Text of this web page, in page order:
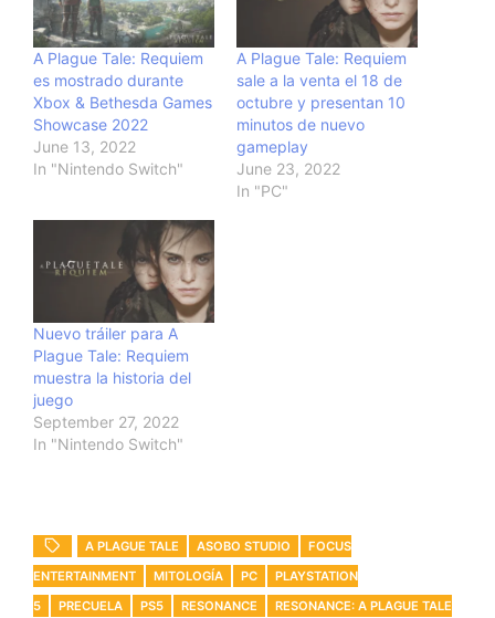
A Plague Tale: Requiem
es mostrado durante
Xbox & Bethesda Games
Showcase 2022
June 13, 2022
In "Nintendo Switch"
A Plague Tale: Requiem
sale a la venta el 18 de
octubre y presentan 10
minutos de nuevo
gameplay
June 23, 2022
In "PC"
Nuevo tráiler para A
Plague Tale: Requiem
muestra la historia del
juego
September 27, 2022
In "Nintendo Switch"
A PLAGUE TALE ASOBO STUDIO
FOCUS
ENTERTAINMENT
MITOLOGÍA PC
PLAYSTATION
5
PRECUELA PS5 RESONANCE RESONANCE: A PLAGUE TALE